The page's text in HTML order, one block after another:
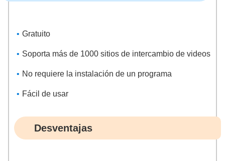
Gratuito
Soporta más de 1000 sitios de intercambio de videos
No requiere la instalación de un programa
Fácil de usar
Desventajas